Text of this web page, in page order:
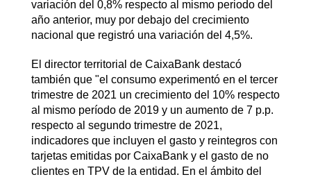
variación del 0,8% respecto al mismo periodo del
año anterior, muy por debajo del crecimiento
nacional que registró una variación del 4,5%.
El director territorial de CaixaBank destacó
también que "el consumo experimentó en el tercer
trimestre de 2021 un crecimiento del 10% respecto
al mismo período de 2019 y un aumento de 7 p.p.
respecto al segundo trimestre de 2021,
indicadores que incluyen el gasto y reintegros con
tarjetas emitidas por CaixaBank y el gasto de no
clientes en TPV de la entidad. En el ámbito del